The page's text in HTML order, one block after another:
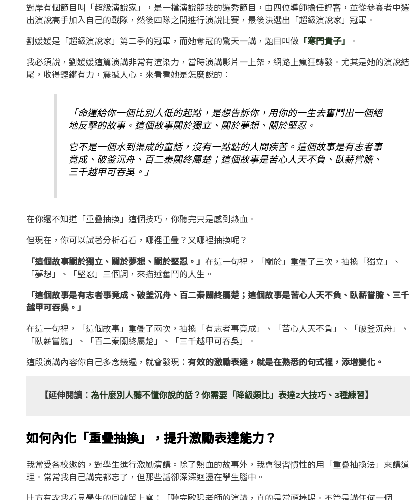
對岸有個節目叫「超級演說家」，是一檔演說競技的選秀節目，由四位導師擔任評審，並從參賽者中選
出演說高手加入自己的戰隊，然後四隊之間進行演說比賽，最後決選出「超級演說家」冠軍。
劉媛媛是「超級演說家」第二季的冠軍，而她奪冠的驚天一講，題目叫做 「寒門貴子」
。
我必須說，劉媛媛這篇演講非常有渲染力，當時演講影片一上架，網路上瘋狂轉發。尤其是她的演說結
尾，收得鏗鏘有力，震撼人心。來看看她是怎麼說的：
「命運給你一個比別人低的起點，是想告訴你，用你的一生去奮鬥出一個絕
地反擊的故事。這個故事關於獨立、關於夢想、關於堅忍。
它不是一個水到渠成的童話，沒有一點點的人間疾苦。這個故事是有志者事
竟成、破釜沉舟、百二秦關終屬楚；這個故事是苦心人天不負、臥薪嘗膽、
三千越甲可吞吳。」
在你還不知道「重疊抽換」這個技巧，你聽完只是感到熱血。
但現在，你可以試著分析看看，哪裡重疊？又哪裡抽換呢？
「這個故事關於獨立、關於夢想、關於堅忍。」 在這一句裡，「關於」重疊了三次，抽換「獨立」、
「夢想」、「堅忍」三個詞，來描述奮鬥的人生。
「這個故事是有志者事竟成、破釜沉舟、百二秦關終屬楚；這個故事是苦心人天不負、臥薪嘗膽、三千
越甲可吞吳。」
在這一句裡，「這個故事」重疊了兩次，抽換「有志者事竟成」、「苦心人天不負」、「破釜沉舟」、
「臥薪嘗膽」、「百二秦關終屬楚」、「三千越甲可吞吳」。
這段演講內容你自己多念幾遍，就會發現： 有效的激勵表達，就是在熟悉的句式裡，添增變化。
【延伸閱讀：為什麼別人聽不懂你說的話？你需要「降級類比」表達2大技巧、3種練習】
如何內化「重疊抽換」，提升激勵表達能力？
我常受各校邀約，對學生進行激勵演講。除了熱血的故事外，我會很習慣性的用「重疊抽換法」來講道
理。常常我自己講完都忘了，但那些話卻深深迴盪在學生腦中。